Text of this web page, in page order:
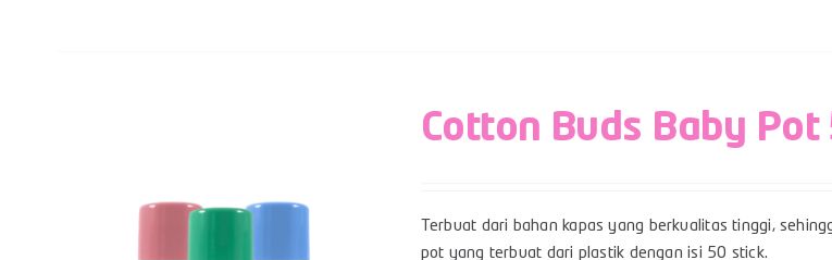
Cotton Buds Baby Pot
Terbuat dari bahan kapas yang berkualitas tinggi,
pot yang terbuat dari plastik dengan isi 50 stick.